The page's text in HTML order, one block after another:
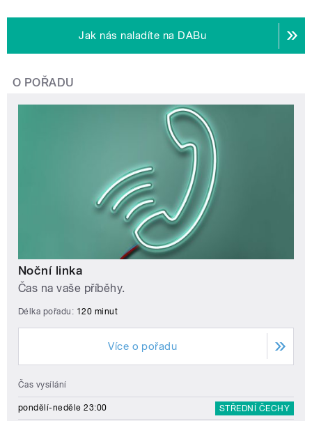
Jak nás naladíte na DABu
O POŘADU
Noční linka
Čas na vaše příběhy.
Délka pořadu: 120 minut
Více o pořadu
Čas vysílání
pondělí-neděle 23:00 STŘEDNÍ ČECHY